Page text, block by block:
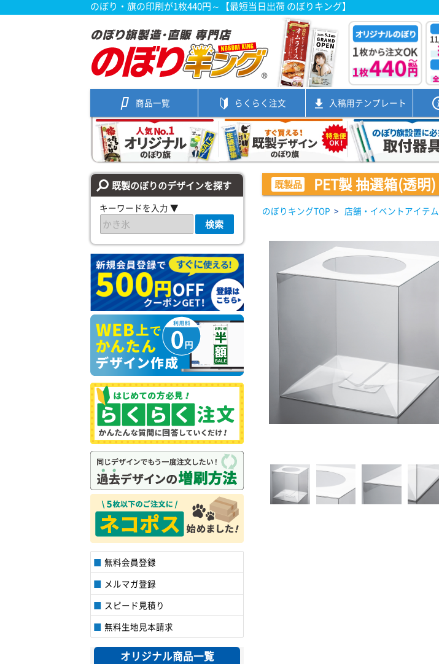
のぼり・旗の印刷が1枚440円～【最短当日出荷 のぼりキング】
商品一覧 らくらく注文 入稿用テンプレート
既製のぼりのデザインを探す
キーワードを入力 ▼
検索
無料会員登録
メルマガ登録
スピード見積り
無料生地見本請求
オリジナル商品一覧
既製品 PET製 抽選箱(透明)
のぼりキングTOP > 店舗・イベントアイテム